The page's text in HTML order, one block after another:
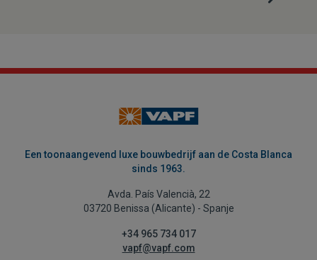
Een toonaangevend luxe bouwbedrijf aan de Costa Blanca
sinds 1963.
Avda. País Valencià, 22
03720 Benissa (Alicante) - Spanje
+34 965 734 017
vapf@vapf.com